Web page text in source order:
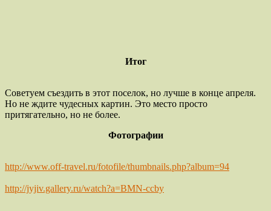
Итог
Советуем съездить в этот поселок, но лучше в конце апреля.
Но не ждите чудесных картин. Это место просто
притягательно, но не более.
Фотографии
http://www.off-travel.ru/fotofile/thumbnails.php?album=94
http://jyjiv.gallery.ru/watch?a=BMN-ccby